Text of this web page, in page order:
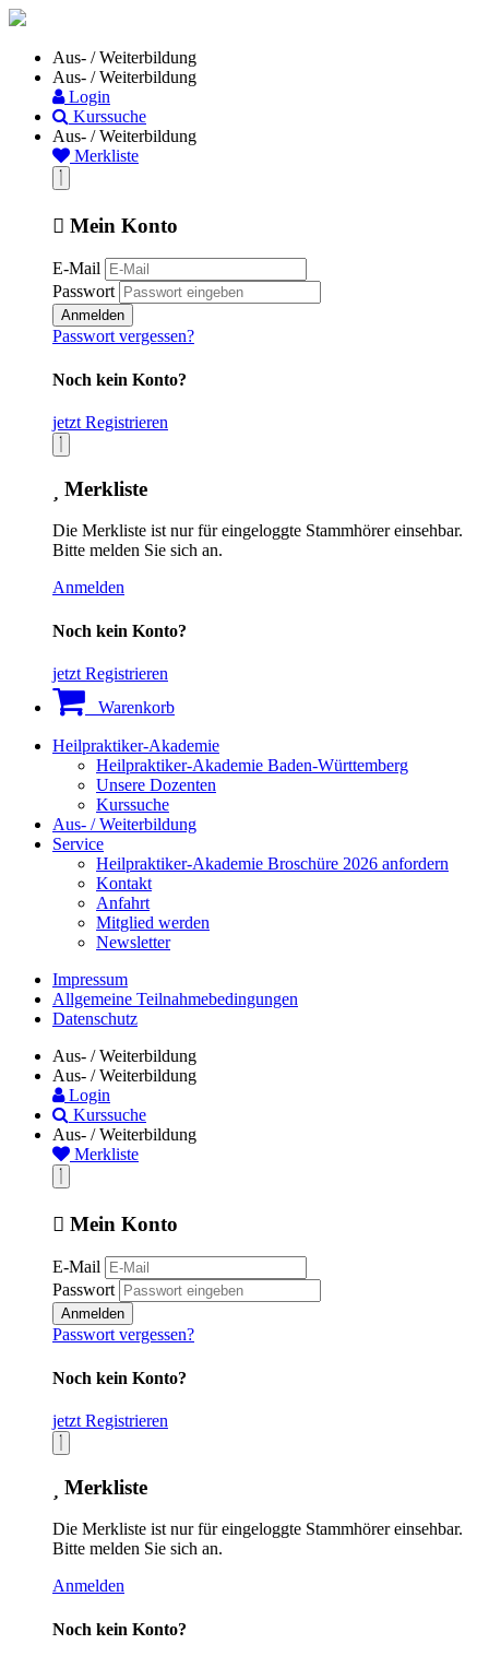
Aus- / Weiterbildung
Aus- / Weiterbildung
Login
Kurssuche
Aus- / Weiterbildung
Merkliste
Mein Konto
E-Mail
Passwort
Anmelden
Passwort vergessen?
Noch kein Konto?
jetzt Registrieren
Merkliste
Die Merkliste ist nur für eingeloggte Stammhörer einsehbar.
Bitte melden Sie sich an.
Anmelden
Noch kein Konto?
jetzt Registrieren
Warenkorb
Heilpraktiker-Akademie
Heilpraktiker-Akademie Baden-Württemberg
Unsere Dozenten
Kurssuche
Aus- / Weiterbildung
Service
Heilpraktiker-Akademie Broschüre 2026 anfordern
Kontakt
Anfahrt
Mitglied werden
Newsletter
Impressum
Allgemeine Teilnahmebedingungen
Datenschutz
Aus- / Weiterbildung
Aus- / Weiterbildung
Login
Kurssuche
Aus- / Weiterbildung
Merkliste
Mein Konto
E-Mail
Passwort
Anmelden
Passwort vergessen?
Noch kein Konto?
jetzt Registrieren
Merkliste
Die Merkliste ist nur für eingeloggte Stammhörer einsehbar.
Bitte melden Sie sich an.
Anmelden
Noch kein Konto?